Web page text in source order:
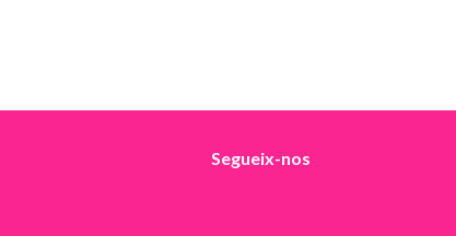
Segueix-nos